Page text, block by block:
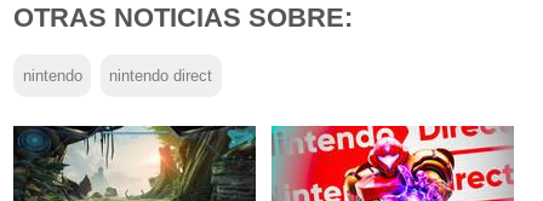
OTRAS NOTICIAS SOBRE:
nintendo nintendo direct